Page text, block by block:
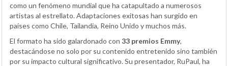
como un fenómeno mundial que ha catapultado a numerosos
artistas al estrellato. Adaptaciones exitosas han surgido en
países como Chile, Tailandia, Reino Unido y muchos más.
El formato ha sido galardonado con 33 premios Emmy,
destacándose no solo por su contenido entretenido sino también
por su impacto cultural significativo. Su presentador, RuPaul, ha